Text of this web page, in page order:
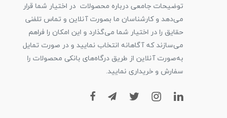
توضیحات جامعی درباره محصولات در اختیار شما قرار
می‌دهد و کارشناسان ما بصورت آنلاین و تماس تلفنی
حقایق را در اختیار شما می‌گذارد و این امکان را فراهم
می‌سازند که آگاهانه انتخاب نمایید و در صورت تمایل
به‌صورت آنلاین از طریق درگاه‌های بانکی محصولات را
سفارش و خریداری نمایید.